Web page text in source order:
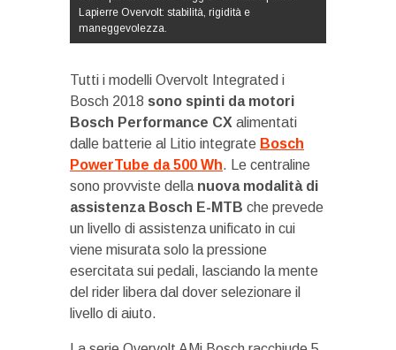
Lapierre Overvolt: stabilità, rigidità e
maneggevolezza.
Tutti i modelli Overvolt Integrated i
Bosch 2018 sono spinti da motori
Bosch Performance CX alimentati
dalle batterie al Litio integrate Bosch
PowerTube da 500 Wh. Le centraline
sono provviste della nuova modalità di
assistenza Bosch E-MTB che prevede
un livello di assistenza unificato in cui
viene misurata solo la pressione
esercitata sui pedali, lasciando la mente
del rider libera dal dover selezionare il
livello di aiuto.